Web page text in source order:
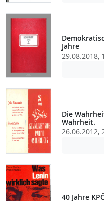
Jahre
29.08.2018,
Die
Wahrheit.
26.06.2012,
40 Jahre